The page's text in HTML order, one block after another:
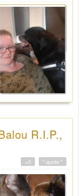
R.I.P.,
" quote "
+0